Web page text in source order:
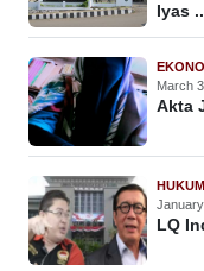
Iyas
March
Akta
HUKUM
LQ